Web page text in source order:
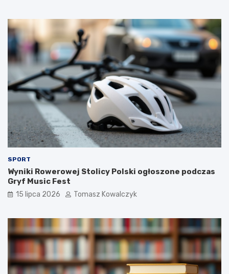
SPORT
Wyniki Rowerowej Stolicy Polski ogłoszone podczas
Gryf Music Fest
15 lipca 2026 Tomasz Kowalczyk